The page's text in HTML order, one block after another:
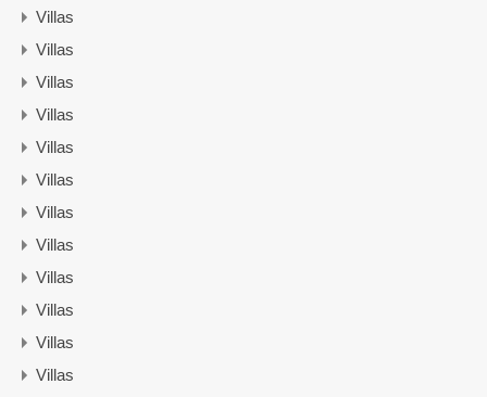
Villas
Villas
Villas
Villas
Villas
Villas
Villas
Villas
Villas
Villas
Villas
Villas